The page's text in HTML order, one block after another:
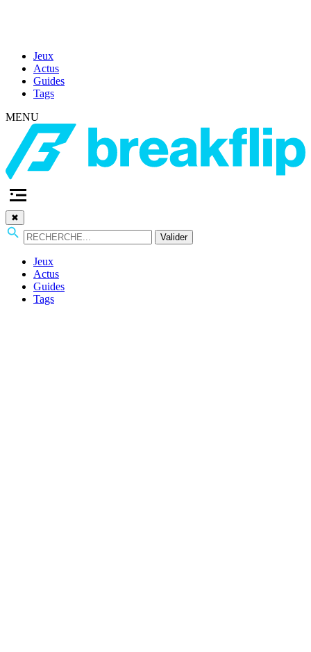
Jeux
Actus
Guides
Tags
MENU
✖
Valider
Jeux
Actus
Guides
Tags